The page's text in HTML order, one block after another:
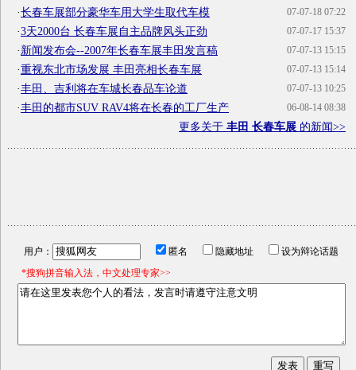
07-07-18 07:22
·长春车展部分豪华车用大学生取代车模
07-07-17 15:37
·3天2000台 长春车展自主品牌风头正劲
07-07-13 15:15
·新闻发布会--2007年长春车展丰田发言稿
07-07-13 15:14
·重视东北市场发展 丰田亮相长春车展
07-07-13 10:25
·丰田、吉利将在车城长春品车论道
06-08-14 08:38
·丰田的都市SUV RAV4将在长春的工厂生产
更多关于 丰田 长春车展 的新闻>>
用户： 匿名 隐藏地址
设为辩论话题
*搜狗拼音输入法，中文处理专家>>